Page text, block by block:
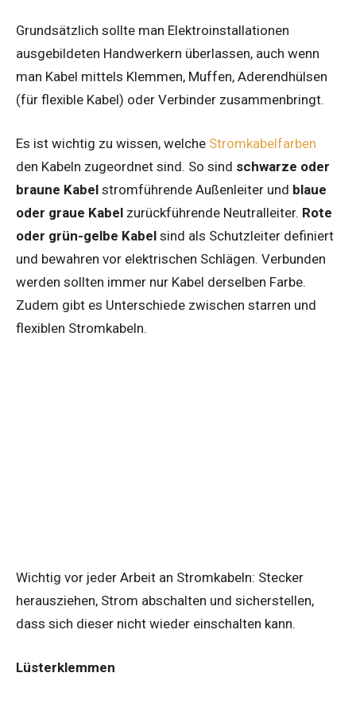
Grundsätzlich sollte man Elektroinstallationen
ausgebildeten Handwerkern überlassen, auch wenn
man Kabel mittels Klemmen, Muffen, Aderendhülsen
(für flexible Kabel) oder Verbinder zusammenbringt.
Es ist wichtig zu wissen, welche Stromkabelfarben
den Kabeln zugeordnet sind. So sind schwarze oder
braune Kabel stromführende Außenleiter und blaue
oder graue Kabel zurückführende Neutralleiter. Rote
oder grün-gelbe Kabel sind als Schutzleiter definiert
und bewahren vor elektrischen Schlägen. Verbunden
werden sollten immer nur Kabel derselben Farbe.
Zudem gibt es Unterschiede zwischen starren und
flexiblen Stromkabeln.
Wichtig vor jeder Arbeit an Stromkabeln: Stecker
herausziehen, Strom abschalten und sicherstellen,
dass sich dieser nicht wieder einschalten kann.
Lüsterklemmen